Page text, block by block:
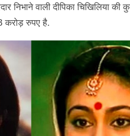
निभाने वाली दीपिका चिखिलिया
करोड़ रुपए है.